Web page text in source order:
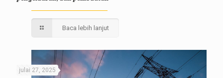
Baca lebih lanjut
julai 27, 2025